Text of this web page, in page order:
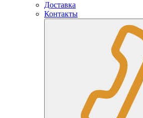
Доставка
Контакты